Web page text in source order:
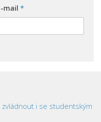
mail *
zvládnout i se studentským